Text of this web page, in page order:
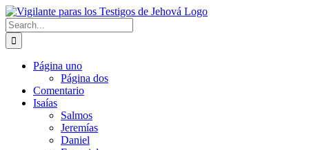
Skip
to
content
Search
for:
Página uno
Página dos
Comentario
Isaías
Salmos
Jeremías
Daniel